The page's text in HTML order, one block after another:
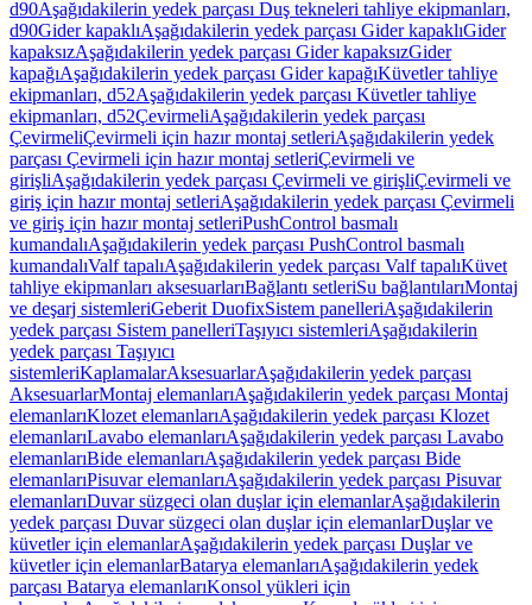
d90Aşağıdakilerin yedek parçası Duş tekneleri tahliye ekipmanları,
d90Gider kapaklıAşağıdakilerin yedek parçası Gider kapaklıGider
kapaksızAşağıdakilerin yedek parçası Gider kapaksızGider
kapağıAşağıdakilerin yedek parçası Gider kapağıKüvetler tahliye
ekipmanları, d52Aşağıdakilerin yedek parçası Küvetler tahliye
ekipmanları, d52ÇevirmeliAşağıdakilerin yedek parçası
ÇevirmeliÇevirmeli için hazır montaj setleriAşağıdakilerin yedek
parçası Çevirmeli için hazır montaj setleriÇevirmeli ve
girişliAşağıdakilerin yedek parçası Çevirmeli ve girişliÇevirmeli ve
giriş için hazır montaj setleriAşağıdakilerin yedek parçası Çevirmeli
ve giriş için hazır montaj setleriPushControl basmalı
kumandalıAşağıdakilerin yedek parçası PushControl basmalı
kumandalıValf tapalıAşağıdakilerin yedek parçası Valf tapalıKüvet
tahliye ekipmanları aksesuarlarıBağlantı setleriSu bağlantılarıMontaj
ve deşarj sistemleriGeberit DuofixSistem panelleriAşağıdakilerin
yedek parçası Sistem panelleriTaşıyıcı sistemleriAşağıdakilerin
yedek parçası Taşıyıcı
sistemleriKaplamalarAksesuarlarAşağıdakilerin yedek parçası
AksesuarlarMontaj elemanlarıAşağıdakilerin yedek parçası Montaj
elemanlarıKlozet elemanlarıAşağıdakilerin yedek parçası Klozet
elemanlarıLavabo elemanlarıAşağıdakilerin yedek parçası Lavabo
elemanlarıBide elemanlarıAşağıdakilerin yedek parçası Bide
elemanlarıPisuvar elemanlarıAşağıdakilerin yedek parçası Pisuvar
elemanlarıDuvar süzgeci olan duşlar için elemanlarAşağıdakilerin
yedek parçası Duvar süzgeci olan duşlar için elemanlarDuşlar ve
küvetler için elemanlarAşağıdakilerin yedek parçası Duşlar ve
küvetler için elemanlarBatarya elemanlarıAşağıdakilerin yedek
parçası Batarya elemanlarıKonsol yükleri için